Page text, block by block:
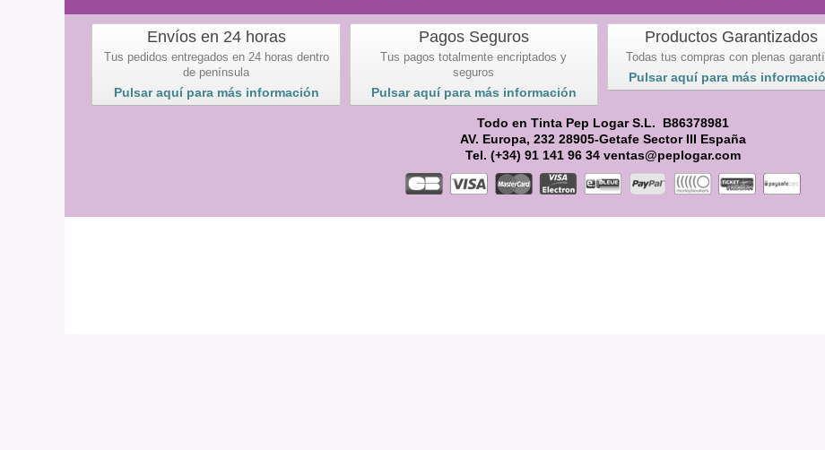
Envíos en 24 horas
Tus pedidos entregados en 24 horas dentro
de península
Pulsar aquí para más información
Pagos Seguros
Tus pagos totalmente encriptados y
seguros
Pulsar aquí para más información
Productos Garantizados
Todas tus compras con plenas
Pulsar aquí para más
Todo en Tinta Pep Logar S.L. B86378981
AV. Europa, 232 28905-Getafe Sector III España
Tel. (+34) 91 141 96 34 ventas@peplogar.com